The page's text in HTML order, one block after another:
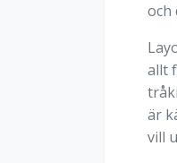
och
allt
är
vill